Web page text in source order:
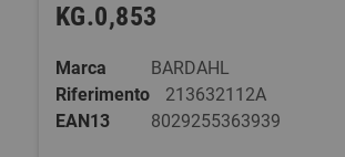
KG.0,853
Marca
BARDAHL
Riferimento
213632112A
EAN13
8029255363939